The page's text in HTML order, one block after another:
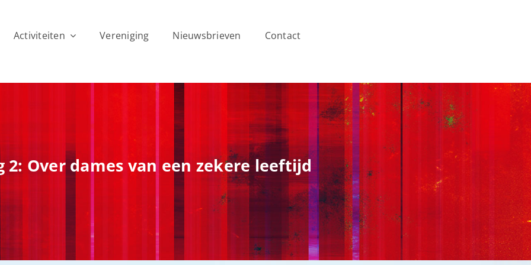
Activiteiten Vereniging Nieuwsbrieven Contact
2: Over dames van een zekere leeftijd